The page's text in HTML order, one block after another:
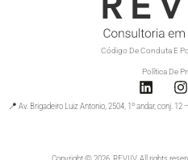
Código De Conduta E
Política De
📍 Av. Brigadeiro Luiz Antonio, 2504, 1º andar, conj.